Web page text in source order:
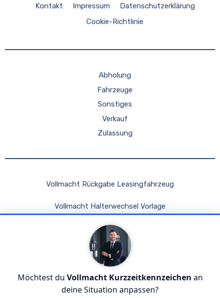
Kontakt Impressum
Datenschutzerklärung
Cookie-Richtlinie
Abholung
Fahrzeuge
Sonstiges
Verkauf
Zulassung
Vollmacht Rückgabe Leasingfahrzeug
Vollmacht Halterwechsel Vorlage
Vollmacht Kfz Fahren Im Ausland Adac
Vollmacht Fahrzeugbrief Abholen
Möchtest du Vollmacht Kurzzeitkennzeichen an
deine Situation anpassen?